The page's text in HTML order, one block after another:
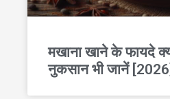
मखाना खाने के फायदे
नुकसान भी जानें [2026]